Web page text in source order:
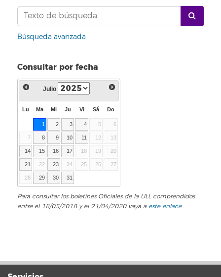
Búsqueda avanzada
Consultar por fecha
Julio
Lu Ma Mi Ju Vi Sá Do
1 2 3 4 5 6
7 8 9 10 11 12 13
14 15 16 17 18 19 20
21 22 23 24 25 26 27
28 29 30 31
Para consultar los boletines Oficiales de la ULL comprendidos
entre el 18/05/2018 y el 21/04/2020 vaya a este enlace